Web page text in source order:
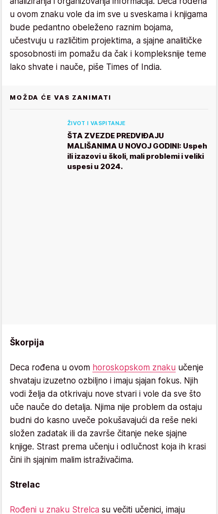
u ovom znaku vole da im sve u sveskama i knjigama
bude pedantno obeleženo raznim bojama,
učestvuju u različitim projektima, a sjajne analitičke
sposobnosti im pomažu da čak i kompleksnije teme
lako shvate i nauče, piše Times of India.
MOŽDA ĆE VAS ZANIMATI
ŽIVOT I VASPITANJE
ŠTA ZVEZDE PREDVIĐAJU
MALIŠANIMA U NOVOJ GODINI: Uspeh
ili izazovi u školi, mali problemi i veliki
uspesi u 2024.
Škorpija
Deca rođena u ovom horoskopskom znaku učenje
shvataju izuzetno ozbiljno i imaju sjajan fokus. Njih
vodi želja da otkrivaju nove stvari i vole da sve što
uče nauče do detalja. Njima nije problem da ostaju
budni do kasno uveče pokušavajući da reše neki
složen zadatak ili da završe čitanje neke sjajne
knjige. Strast prema učenju i odlučnost koja ih krasi
čini ih sjajnim malim istraživačima.
Strelac
Rođeni u znaku Strelca su večiti učenici, imaju